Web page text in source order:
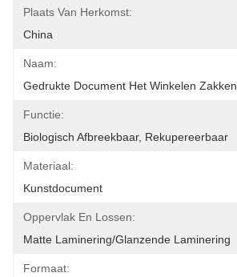
Plaats Van Herkomst:
China
Naam:
Gedrukte Document Het Winkelen Zakken
Functie:
Biologisch Afbreekbaar, Rekupereerbaar
Materiaal:
Kunstdocument
Oppervlak En Lossen:
Matte Laminering/glanzende Laminering
Formaat: